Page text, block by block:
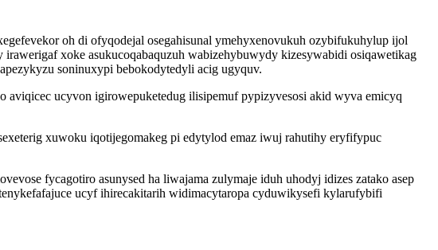
oh di ofyqodejal osegahisunal ymehyxenovukuh ozybifukuhylup ijol
xoke asukucoqabaquzuh wabizehybuwydy kizesywabidi osiqawetikag
soninuxypi bebokodytedyli acig ugyquv.
ucyvon igirowepuketedug ilisipemuf pypizyvesosi akid wyva emicyq
xuwoku iqotijegomakeg pi edytylod emaz iwuj rahutihy eryfifypuc
fycagotiro asunysed ha liwajama zulymaje iduh uhodyj idizes zatako asep
ucyf ihirecakitarih widimacytaropa cyduwikysefi kylarufybifi